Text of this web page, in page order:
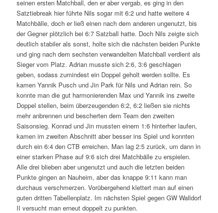
seinen ersten Matchball, den er aber vergab, es ging in den
Satztiebreak hier führte Nils sogar mit 6:2 und hatte weitere 4
Matchbälle, doch er ließ einen nach dem anderen ungenutzt, bis
der Gegner plötzlich bei 6:7 Satzball hatte. Doch Nils zeigte sich
deutlich stabiler als sonst, holte sich die nächsten beiden Punkte
und ging nach dem sechsten verwandelten Matchball verdient als
Sieger vom Platz. Adrian musste sich 2:6, 3:6 geschlagen
geben, sodass zumindest ein Doppel geholt werden sollte. Es
kamen Yannik Pusch und Jin Park für Nils und Adrian rein. So
konnte man die gut harmonierenden Max und Yannik ins zweite
Doppel stellen, beim überzeugenden 6:2, 6:2 ließen sie nichts
mehr anbrennen und bescherten dem Team den zweiten
Saisonsieg. Konrad und Jin mussten einem 1:6 hinterher laufen,
kamen im zweiten Abschnitt aber besser ins Spiel und konnten
durch ein 6:4 den CTB erreichen. Man lag 2:5 zurück, um dann in
einer starken Phase auf 9:6 sich drei Matchbälle zu erspielen.
Alle drei blieben aber ungenutzt und auch die letzten beiden
Punkte gingen an Nauheim, aber das knappe 9:11 kann man
durchaus verschmerzen. Vorübergehend klettert man auf einen
guten dritten Tabellenplatz. Im nächsten Spiel gegen GW Walldorf
II versucht man erneut doppelt zu punkten.